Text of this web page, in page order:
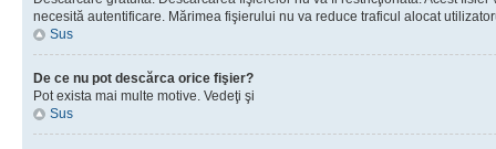
necesită autentificare. Mărimea fişierului nu va reduce traficul alocat
Sus
De ce nu pot descărca orice fişier?
Pot exista mai multe motive. Vedeţi şi
Sus